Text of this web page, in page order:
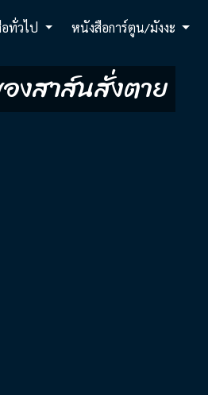
ทั่วไป หนังสือการ์ตูน/มังงะ
งสาส์นสั่งตาย